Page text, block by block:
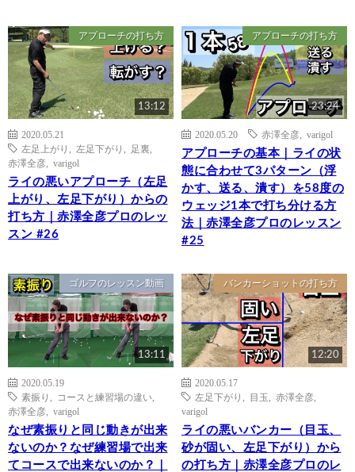
アプローチの打ち方
13:12
2020.05.21
左足上がり
左足下がり 足裏
赤澤全彦
varigol
ライの悪いアプローチ（左足
上がり、左足下がり）からの
打ち方｜赤澤全彦プロのレッ
スン #26
アプローチの打ち方
23:24
2020.05.20 赤澤全彦 varigol
アプローチの基本｜ライの状
態に合わせて3パターン（浮
かす、送る、潰す）を58度の
ウェッジ1本で打ち分ける方
法｜赤澤全彦プロのレッスン
#25
ゴルフのレッスン動画
13:11
2020.05.19
素振り
コースと練習場の違い
赤澤全彦
varigol
なぜ素振りと同じ動きが出来
ないのか？なぜ練習場で出来
てコースで出来ないのか？｜
バンカーショットの打ち方
12:20
2020.05.17
左足下がり
目玉 赤澤全彦
varigol
ライの悪いバンカー（目玉、
砂が固い、左足下がり）から
の打ち方｜赤澤全彦プロのレ